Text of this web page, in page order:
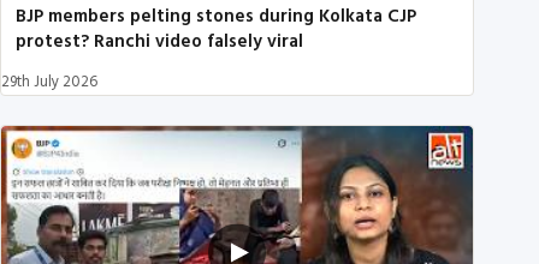
BJP members pelting stones during Kolkata CJP
protest? Ranchi video falsely viral
29th July 2026